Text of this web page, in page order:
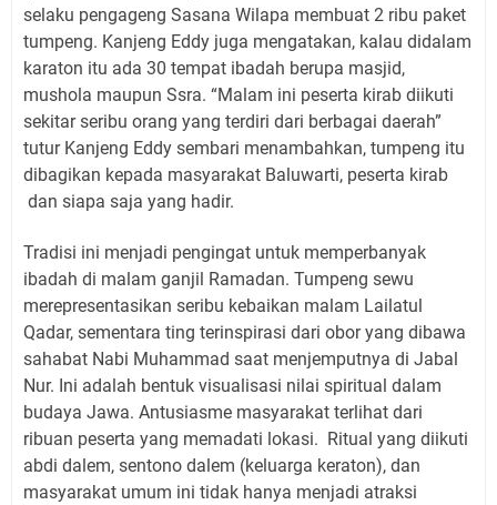
selaku pengageng Sasana Wilapa membuat 2 ribu paket
tumpeng. Kanjeng Eddy juga mengatakan, kalau didalam
karaton itu ada 30 tempat ibadah berupa masjid,
mushola maupun Ssra. “Malam ini peserta kirab diikuti
sekitar seribu orang yang terdiri dari berbagai daerah”
tutur Kanjeng Eddy sembari menambahkan, tumpeng itu
dibagikan kepada masyarakat Baluwarti, peserta kirab
dan siapa saja yang hadir.
Tradisi ini menjadi pengingat untuk memperbanyak
ibadah di malam ganjil Ramadan. Tumpeng sewu
merepresentasikan seribu kebaikan malam Lailatul
Qadar, sementara ting terinspirasi dari obor yang dibawa
sahabat Nabi Muhammad saat menjemputnya di Jabal
Nur. Ini adalah bentuk visualisasi nilai spiritual dalam
budaya Jawa. Antusiasme masyarakat terlihat dari
ribuan peserta yang memadati lokasi. Ritual yang diikuti
abdi dalem, sentono dalem (keluarga keraton), dan
masyarakat umum ini tidak hanya menjadi atraksi